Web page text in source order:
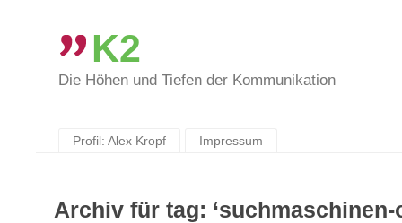
K2
Die Höhen und Tiefen der Kommunikation
Profil: Alex Kropf
Impressum
Archiv für tag: ‘suchmaschinen-